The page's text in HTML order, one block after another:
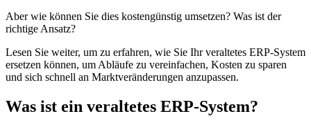
Aber wie können Sie dies kostengünstig umsetzen? Was ist der
richtige Ansatz?
Lesen Sie weiter, um zu erfahren, wie Sie Ihr veraltetes ERP-System
ersetzen können, um Abläufe zu vereinfachen, Kosten zu sparen
und sich schnell an Marktveränderungen anzupassen.
Was ist ein veraltetes ERP-System?